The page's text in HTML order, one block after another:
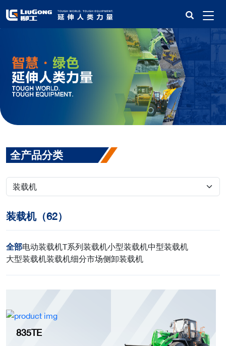
全产品分类
装载机（62）
全部电动装载机T系列装载机小型装载机中型装载机
大型装载机装载机细分市场侧卸装载机
835TE